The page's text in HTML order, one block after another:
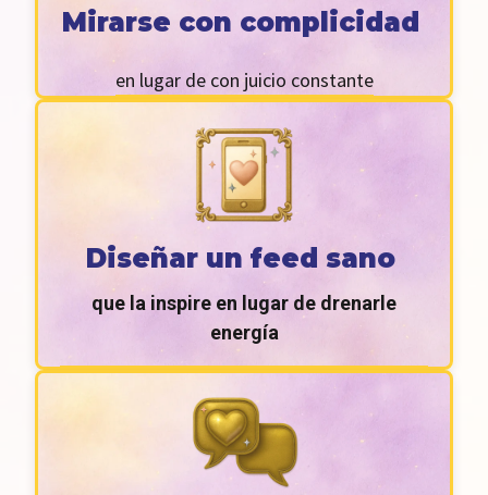
Mirarse con complicidad
en lugar de con juicio constante
Diseñar un feed sano
que la inspire en lugar de drenarle
energía